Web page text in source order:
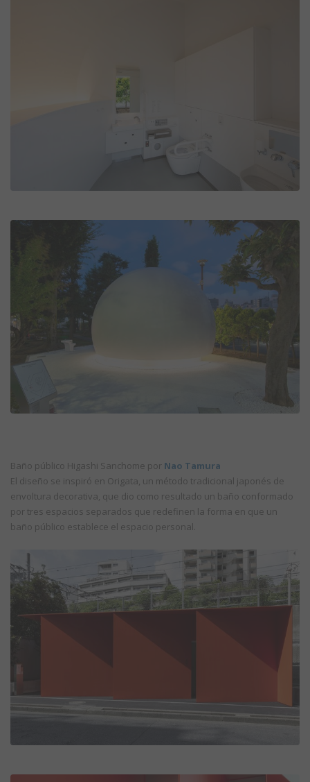
Baño público Higashi Sanchome por Nao Tamura
El diseño se inspiró en Origata, un método tradicional japonés de
envoltura decorativa, que dio como resultado un baño conformado
por tres espacios separados que redefinen la forma en que un
baño público establece el espacio personal.